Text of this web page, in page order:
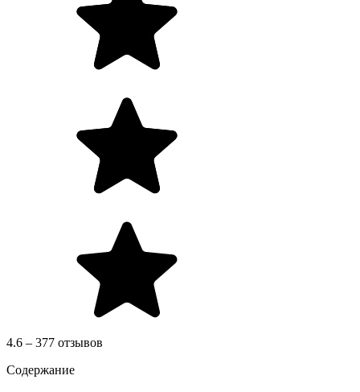
4.6 – 377 отзывов
Содержание